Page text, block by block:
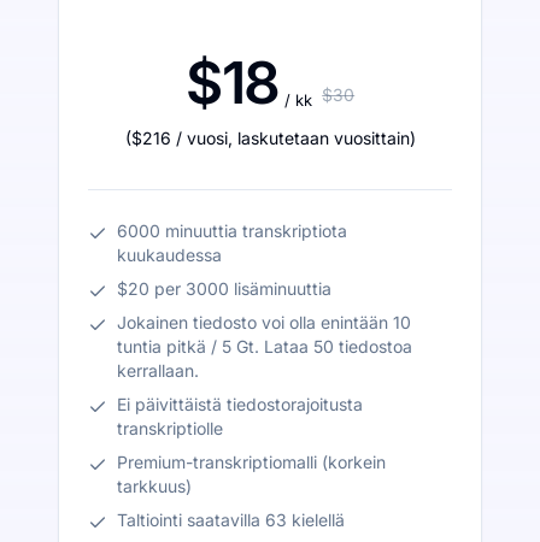
$18 / kk $30
($216 / vuosi, laskutetaan vuosittain)
6000 minuuttia transkriptiota
kuukaudessa
$20 per 3000 lisäminuuttia
Jokainen tiedosto voi olla enintään 10
tuntia pitkä / 5 Gt. Lataa 50 tiedostoa
kerrallaan.
Ei päivittäistä tiedostorajoitusta
transkriptiolle
Premium-transkriptiomalli (korkein
tarkkuus)
Taltiointi saatavilla 63 kielellä